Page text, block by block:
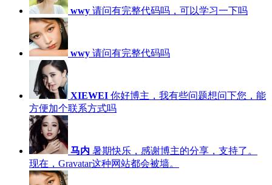
wwy 请问有完整代码吗，可以学习一下吗
wwy 请问有完整代码吗
XIEWEI 你好博主，我有些问题想问下您，能
方便加个联系方式吗
马内 暑期快乐，感谢博主的分享，支持了。
现在，Gravatar这种网站都会被墙。